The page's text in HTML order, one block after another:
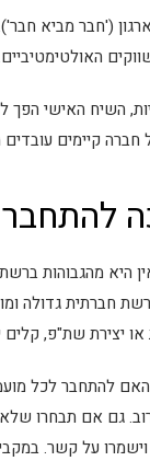
('חבר מביא
השיח האישי הפך
חברה קיימים
חברתית גדולה
או יצירת שת"פ,
האם להתחבר לכל
גם אם תבחרו
וישמרו על קשר.